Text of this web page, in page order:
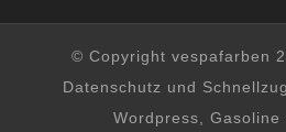
© Copyright vespafarben
Datenschutz und
Wordpress, Gasoline